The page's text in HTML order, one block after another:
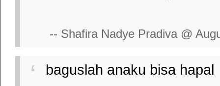
-- Shafira Nadye Pradiva @
baguslah anaku bisa hapal